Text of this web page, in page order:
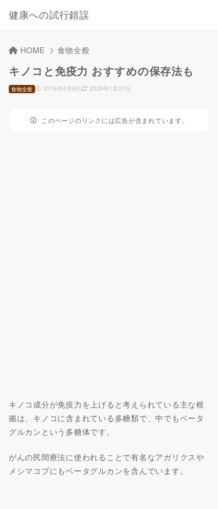
健康への試行錯誤
HOME 食物全般
キノコと免疫力 おすすめの保存法も
2016年4月8日 2026年1月21日
食物全般
このページのリンクには広告が含まれています。
キノコ成分が免疫力を上げると考えられている主な根
拠は、キノコに含まれている多糖類で、中でもベータ
グルカンという多糖体です。
がんの民間療法に使われることで有名なアガリクスや
メシマコブにもベータグルカンを含んでいます。